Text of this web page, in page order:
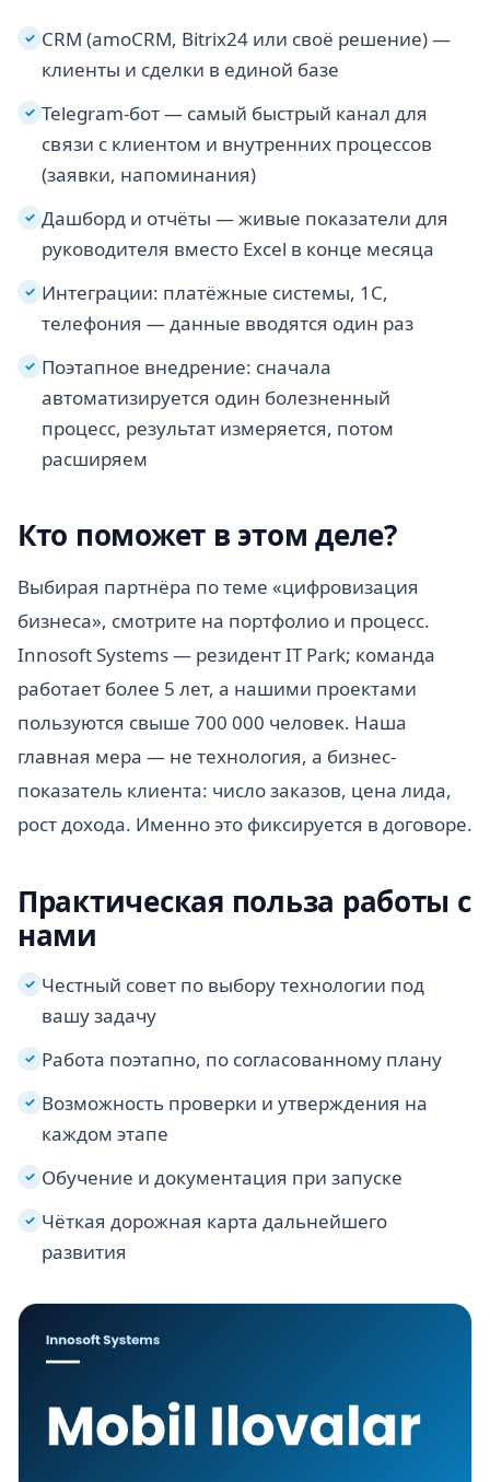
✓ CRM (amoCRM, Bitrix24 или своё решение) —
клиенты и сделки в единой базе
✓ Telegram-бот — самый быстрый канал для
связи с клиентом и внутренних процессов
(заявки, напоминания)
✓ Дашборд и отчёты — живые показатели для
руководителя вместо Excel в конце месяца
✓ Интеграции: платёжные системы, 1С,
телефония — данные вводятся один раз
✓ Поэтапное внедрение: сначала
автоматизируется один болезненный
процесс, результат измеряется, потом
расширяем
Кто поможет в этом деле?
Выбирая партнёра по теме «цифровизация
бизнеса», смотрите на портфолио и процесс.
Innosoft Systems — резидент IT Park; команда
работает более 5 лет, а нашими проектами
пользуются свыше 700 000 человек. Наша
главная мера — не технология, а бизнес-
показатель клиента: число заказов, цена лида,
рост дохода. Именно это фиксируется в договоре.
Практическая польза работы с
нами
✓ Честный совет по выбору технологии под
вашу задачу
✓ Работа поэтапно, по согласованному плану
✓ Возможность проверки и утверждения на
каждом этапе
✓ Обучение и документация при запуске
✓ Чёткая дорожная карта дальнейшего
развития